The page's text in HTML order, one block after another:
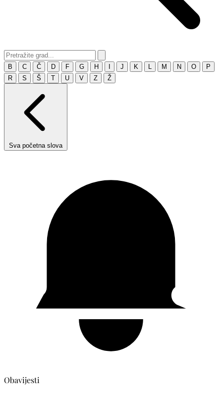
B C Č D F G H J K M N O
P
R
S Š T U V Z Ž
Sva početna slova
Obavijesti